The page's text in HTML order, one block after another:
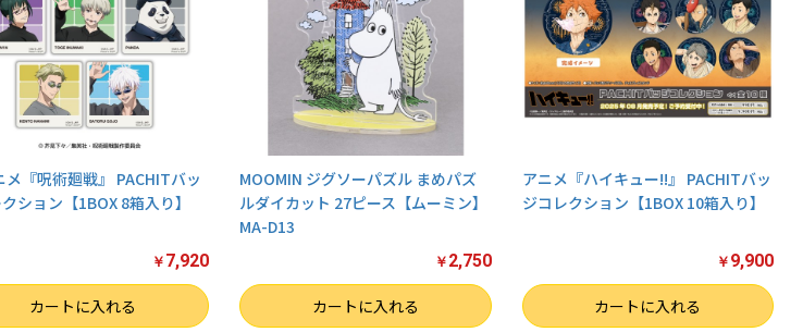
メ『呪術廻戦』 PACHITバッ
ション【1BOX 8箱入り】
￥ 7,920
カートに入れる
MOOMIN ジグソーパズル まめパズ
ルダイカット 27ピース【ムーミン】
MA-D13
￥ 2,750
数量 カートに入れる
アニメ『ハイキュー!!』 PACHITバッ
ジコレクション【1BOX 10箱入り】
￥ 9,900
数量 カートに入れる